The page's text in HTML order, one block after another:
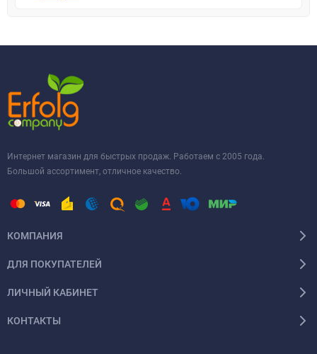
Интернет магазин для быстрых продаж. Работаем с 2005 года.
Большой ассортимент, отличное качество.
КОМПАНИЯ
ДЛЯ ПОКУПАТЕЛЕЙ
ЛИЧНЫЙ КАБИНЕТ
КОНТАКТЫ